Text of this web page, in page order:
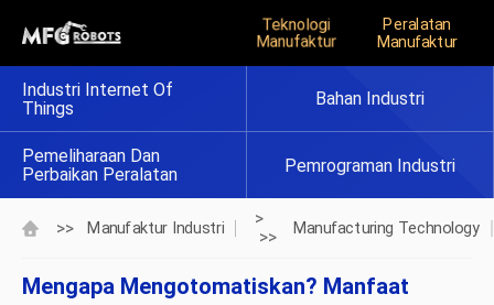
Teknologi
Manufaktur
Peralatan
Manufaktur
Industri Internet Of
Things
Bahan Industri
Pemeliharaan Dan
Perbaikan Peralatan
Pemrograman Industri
>> Manufaktur Industri
>
>>
Manufacturing Technology
Mengapa Mengotomatiskan? Manfaat